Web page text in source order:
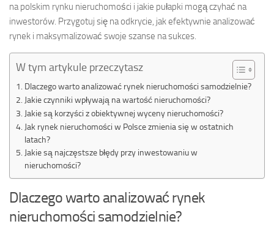
na polskim rynku nieruchomości i jakie pułapki mogą czyhać na
inwestorów. Przygotuj się na odkrycie, jak efektywnie analizować
rynek i maksymalizować swoje szanse na sukces.
W tym artykule przeczytasz
Dlaczego warto analizować rynek nieruchomości samodzielnie?
Jakie czynniki wpływają na wartość nieruchomości?
Jakie są korzyści z obiektywnej wyceny nieruchomości?
Jak rynek nieruchomości w Polsce zmienia się w ostatnich
latach?
Jakie są najczęstsze błędy przy inwestowaniu w
nieruchomości?
Dlaczego warto analizować rynek
nieruchomości samodzielnie?